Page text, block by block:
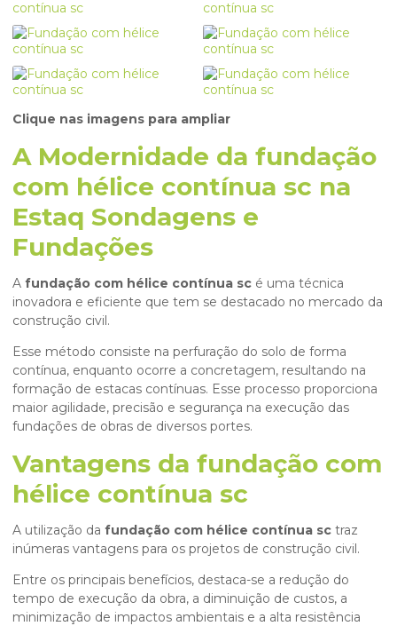
Clique nas imagens para ampliar
A Modernidade da fundação
com hélice contínua sc na
Estaq Sondagens e
Fundações
A fundação com hélice contínua sc é uma técnica
inovadora e eficiente que tem se destacado no mercado da
construção civil.
Esse método consiste na perfuração do solo de forma
contínua, enquanto ocorre a concretagem, resultando na
formação de estacas contínuas. Esse processo proporciona
maior agilidade, precisão e segurança na execução das
fundações de obras de diversos portes.
Vantagens da fundação com
hélice contínua sc
A utilização da fundação com hélice contínua sc traz
inúmeras vantagens para os projetos de construção civil.
Entre os principais benefícios, destaca-se a redução do
tempo de execução da obra, a diminuição de custos, a
minimização de impactos ambientais e a alta resistência